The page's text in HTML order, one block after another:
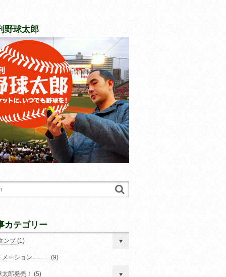
野球太郎
カテゴリー
ンプ(1)
メーション (9)
郎発売！ (5)